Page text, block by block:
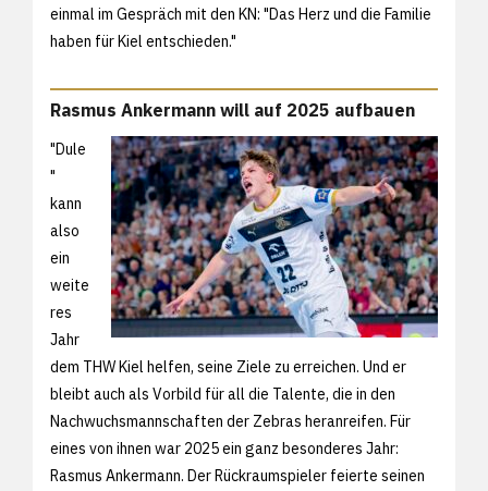
einmal im Gespräch mit den KN: "Das Herz und die Familie
haben für Kiel entschieden."
Rasmus Ankermann will auf 2025 aufbauen
"Dule
"
kann
also
ein
weite
res
Jahr
dem THW Kiel helfen, seine Ziele zu erreichen. Und er
bleibt auch als Vorbild für all die Talente, die in den
Nachwuchsmannschaften der Zebras heranreifen. Für
eines von ihnen war 2025 ein ganz besonderes Jahr:
Rasmus Ankermann. Der Rückraumspieler feierte seinen